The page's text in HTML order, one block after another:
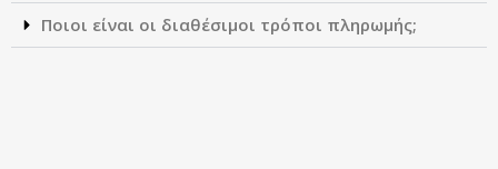
Ποιοι είναι οι διαθέσιμοι τρόποι πληρωμής;